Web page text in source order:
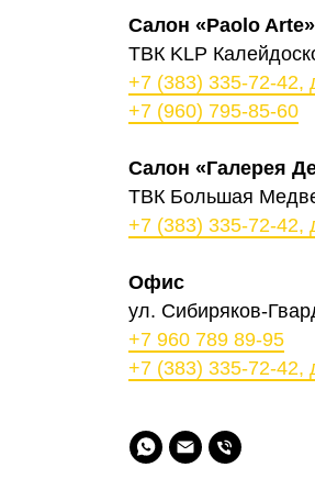
Салон «Paolo Arte»
ТВК KLP
+7 (383) 335-72-42,
+7 (960) 795-85-60
Салон «Галерея
ТВК Большая
+7 (383) 335-72-42,
Офис
ул. Сибиряков-
+7 960 789 89-95
+7 (383) 335-72-42,